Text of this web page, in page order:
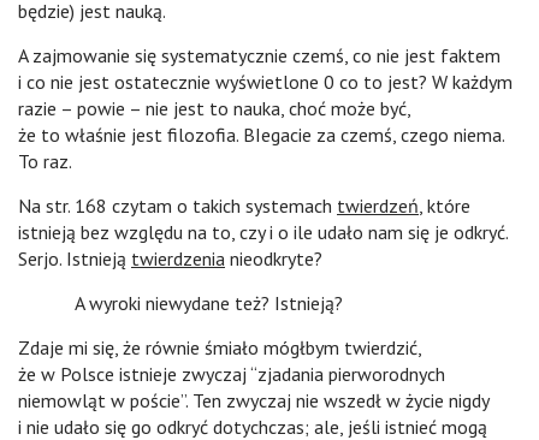
będzie) jest nauką.
A zajmowanie się systematycznie czemś, co nie jest faktem
i co nie jest ostatecznie wyświetlone 0 co to jest? W każdym
razie – powie – nie jest to nauka, choć może być,
że to właśnie jest filozofia. BIegacie za czemś, czego niema.
To raz.
Na str. 168 czytam o takich systemach twierdzeń, które
istnieją bez względu na to, czy i o ile udało nam się je odkryć.
Serjo. Istnieją twierdzenia nieodkryte?
A wyroki niewydane też? Istnieją?
Zdaje mi się, że równie śmiało mógłbym twierdzić,
że w Polsce istnieje zwyczaj “zjadania pierworodnych
niemowląt w poście”. Ten zwyczaj nie wszedł w życie nigdy
i nie udało się go odkryć dotychczas; ale, jeśli istnieć mogą